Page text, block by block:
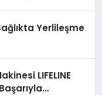
Yerlileşme
LIFELINE